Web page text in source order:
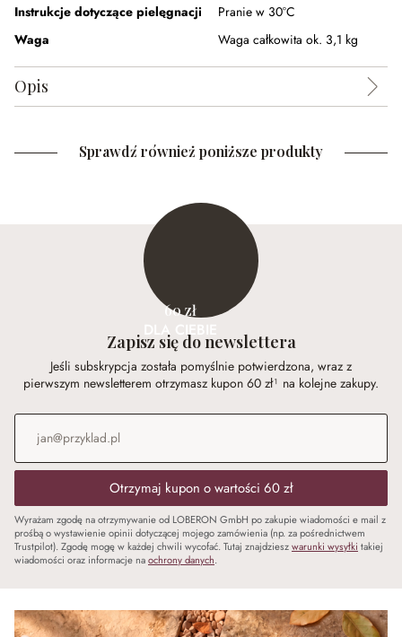
Instrukcje dotyczące pielęgnacji
Pranie w 30°C
Waga
Waga całkowita ok. 3,1 kg
Opis
Sprawdź również poniższe produkty
60 zł
DLA CIEBIE
Zapisz się do newslettera
Jeśli subskrypcja została pomyślnie potwierdzona, wraz z
pierwszym newsletterem otrzymasz kupon 60 zł¹ na kolejne zakupy.
Adres e-mail
Otrzymaj kupon o wartości 60 zł
Wyrażam zgodę na otrzymywanie od LOBERON GmbH po zakupie wiadomości e mail z
prośbą o wystawienie opinii dotyczącej mojego zamówienia (np. za pośrednictwem
Trustpilot). Zgodę mogę w każdej chwili wycofać. Tutaj znajdzieszwarunki wysyłki takiej
wiadomości oraz informacje naochrony danych.